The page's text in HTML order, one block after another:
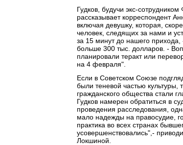
Гудков, будучи экс-
рассказывает корреспондент
включая девушку, которая,
человек, следящих за нами и
за 15 минут до нашего прихода,
больше 300 тыс. долларов. -
планировали теракт или
на 4 февраля".
Если в Советском Союзе
были теневой частью культуры,
гражданского общества стали
Гудков намерен обратиться в
проведения расследования,
мало надежды на правосудие,
практика во всех странах
усовершенствовались",-
Локшиной.